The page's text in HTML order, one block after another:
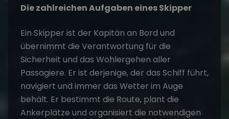
Die zahlreichen Aufgaben eines Skipper
Ein Skipper ist der Kapitän an Bord und
übernimmt die Verantwortung für die
Sicherheit und das Wohlergehen aller
Passagiere. Er ist derjenige, der das Schiff führt,
navigiert und immer das Wetter im Auge
behält. Er bestimmt die Route, plant die
Ankerplätze und organisiert die notwendigen